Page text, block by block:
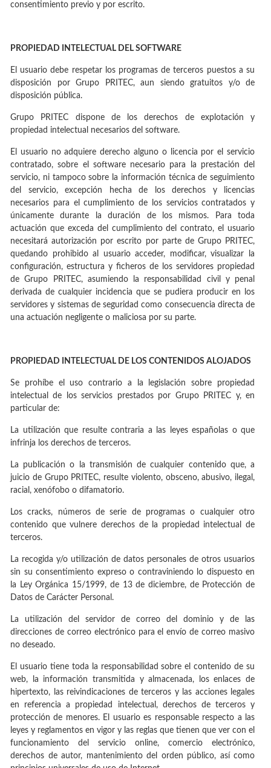
consentimiento previo y por escrito.
PROPIEDAD INTELECTUAL DEL SOFTWARE
El usuario debe respetar los programas de terceros puestos a su
disposición por Grupo PRITEC, aun siendo gratuitos y/o de
disposición pública.
Grupo PRITEC dispone de los derechos de explotación y
propiedad intelectual necesarios del software.
El usuario no adquiere derecho alguno o licencia por el servicio
contratado, sobre el software necesario para la prestación del
servicio, ni tampoco sobre la información técnica de seguimiento
del servicio, excepción hecha de los derechos y licencias
necesarios para el cumplimiento de los servicios contratados y
únicamente durante la duración de los mismos. Para toda
actuación que exceda del cumplimiento del contrato, el usuario
necesitará autorización por escrito por parte de Grupo PRITEC,
quedando prohibido al usuario acceder, modificar, visualizar la
configuración, estructura y ficheros de los servidores propiedad
de Grupo PRITEC, asumiendo la responsabilidad civil y penal
derivada de cualquier incidencia que se pudiera producir en los
servidores y sistemas de seguridad como consecuencia directa de
una actuación negligente o maliciosa por su parte.
PROPIEDAD INTELECTUAL DE LOS CONTENIDOS ALOJADOS
Se prohíbe el uso contrario a la legislación sobre propiedad
intelectual de los servicios prestados por Grupo PRITEC y, en
particular de:
La utilización que resulte contraria a las leyes españolas o que
infrinja los derechos de terceros.
La publicación o la transmisión de cualquier contenido que, a
juicio de Grupo PRITEC, resulte violento, obsceno, abusivo, ilegal,
racial, xenófobo o difamatorio.
Los cracks, números de serie de programas o cualquier otro
contenido que vulnere derechos de la propiedad intelectual de
terceros.
La recogida y/o utilización de datos personales de otros usuarios
sin su consentimiento expreso o contraviniendo lo dispuesto en
la Ley Orgánica 15/1999, de 13 de diciembre, de Protección de
Datos de Carácter Personal.
La utilización del servidor de correo del dominio y de las
direcciones de correo electrónico para el envío de correo masivo
no deseado.
El usuario tiene toda la responsabilidad sobre el contenido de su
web, la información transmitida y almacenada, los enlaces de
hipertexto, las reivindicaciones de terceros y las acciones legales
en referencia a propiedad intelectual, derechos de terceros y
protección de menores. El usuario es responsable respecto a las
leyes y reglamentos en vigor y las reglas que tienen que ver con el
funcionamiento del servicio online, comercio electrónico,
derechos de autor, mantenimiento del orden público, así como